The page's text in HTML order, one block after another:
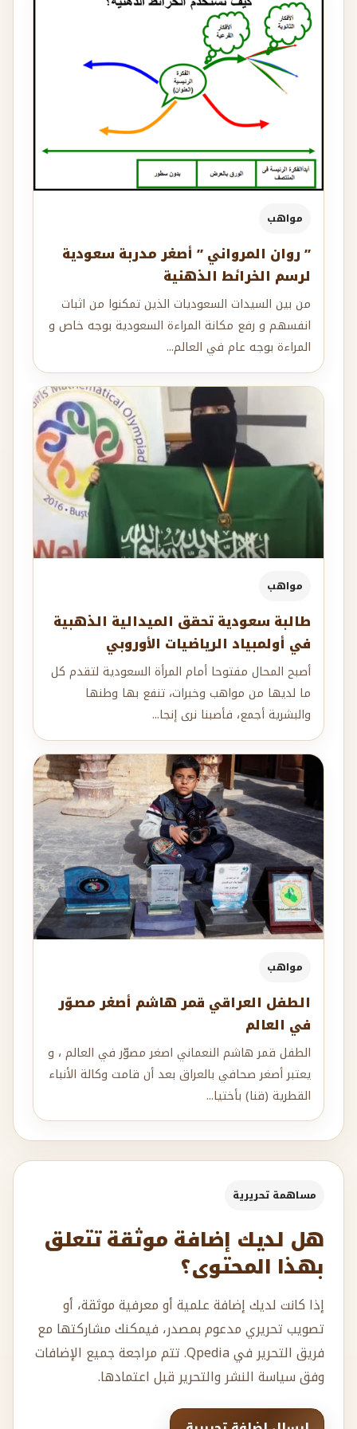
مواهب
” روان المرواني ” أصغر مدربة سعودية
لرسم الخرائط الذهنية
من بين السيدات السعوديات الذين تمكنوا من اثبات
انفسهم و رفع مكانة المراءة السعودية بوجه خاص و
المراءة بوجه عام في العالم...
مواهب
طالبة سعودية تحقق الميدالية الذهبية
في أولمبياد الرياضيات الأوروبي
أصبح المحال مفتوحا أمام المرأة السعودية لتقدم كل
ما لديها من مواهب وخبرات، تنفع بها وطنها
والبشرية أجمع، فأصبنا نرى إنجا...
مواهب
الطفل العراقي قمر هاشم أصغر مصوّر
في العالم
الطفل قمر هاشم النعماني اصغر مصوّر في العالم ، و
يعتبر أصغر صحافي بالعراق بعد أن قامت وكالة الأنباء
القطرية (قنا) بأختيا...
مساهمة تحريرية
هل لديك إضافة موثقة تتعلق
بهذا المحتوى؟
إذا كانت لديك إضافة علمية أو معرفية موثقة، أو
تصويب تحريري مدعوم بمصدر، فيمكنك مشاركتها مع
فريق التحرير في Qpedia. تتم مراجعة جميع الإضافات
وفق سياسة النشر والتحرير قبل اعتمادها.